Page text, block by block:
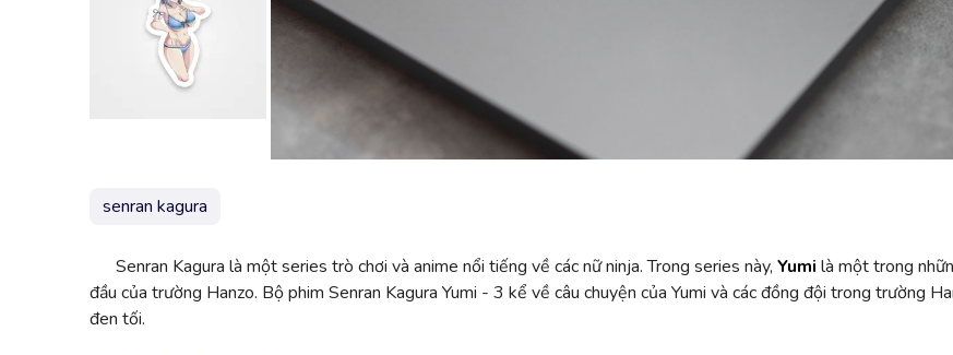
senran kagura
Senran Kagura là một series trò chơi và anime nổi tiếng về các nữ ninja. Trong series này, Yumi là một trong
đầu của trường Hanzo. Bộ phim Senran Kagura Yumi - 3 kể về câu chuyện của Yumi và các đồng đội trong trường
đen tối.